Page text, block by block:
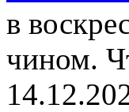
в
чином.